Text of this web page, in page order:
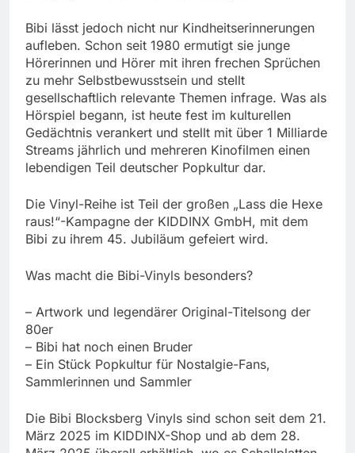
Bibi lässt jedoch nicht nur Kindheitserinnerungen
aufleben. Schon seit 1980 ermutigt sie junge
Hörerinnen und Hörer mit ihren frechen Sprüchen
zu mehr Selbstbewusstsein und stellt
gesellschaftlich relevante Themen infrage. Was als
Hörspiel begann, ist heute fest im kulturellen
Gedächtnis verankert und stellt mit über 1 Milliarde
Streams jährlich und mehreren Kinofilmen einen
lebendigen Teil deutscher Popkultur dar.
Die Vinyl-Reihe ist Teil der großen „Lass die Hexe
raus!“-Kampagne der KIDDINX GmbH, mit dem
Bibi zu ihrem 45. Jubiläum gefeiert wird.
Was macht die Bibi-Vinyls besonders?
– Artwork und legendärer Original-Titelsong der
80er
– Bibi hat noch einen Bruder
– Ein Stück Popkultur für Nostalgie-Fans,
Sammlerinnen und Sammler
Die Bibi Blocksberg Vinyls sind schon seit dem 21.
März 2025 im KIDDINX-Shop und ab dem 28.